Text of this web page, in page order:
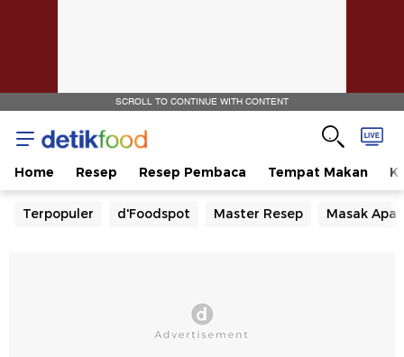
SCROLL TO CONTINUE WITH CONTENT
Home Resep Resep Pembaca Tempat Makan
Terpopuler d'Foodspot Master Resep Masak Apa